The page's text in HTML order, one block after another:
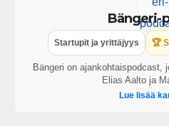
Bängeri-
Startupit ja yrittäjyys 🏆
Bängeri on ajankohtaispodcast,
Elias Aalto ja
Lue lisää